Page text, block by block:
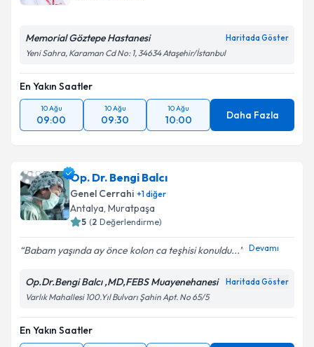
Memorial Göztepe Hastanesi Haritada Göster
Yeni Sahra, Karaman Cd No: 1, 34634 Ataşehir/İstanbul
En Yakın Saatler
10 Ağu
09:00
10 Ağu
09:30
10 Ağu
10:00 Daha Fazla
Op. Dr. Bengi Balcı
Genel Cerrahi +1diğer
Antalya, Muratpaşa
5 (2 Değerlendirme)
Babam yaşında ay önce kolon ca teşhisi konuldu... Devamı
Op.Dr.Bengi Balcı ,MD,FEBS Muayenehanesi Haritada Göster
Varlık Mahallesi 100.Yıl Bulvarı Şahin Apt. No 65/5
En Yakın Saatler